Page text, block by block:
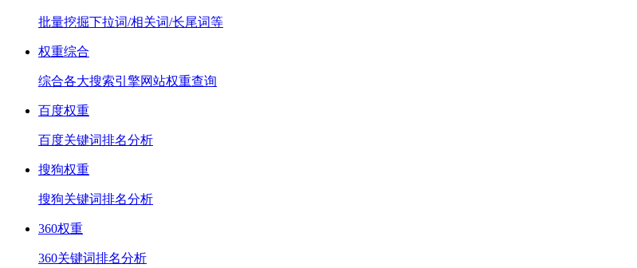
批量挖掘下拉词/相关词/长尾词等
权重综合
综合各大搜索引擎网站权重查询
百度权重
百度关键词排名分析
搜狗权重
搜狗关键词排名分析
360权重
360关键词排名分析